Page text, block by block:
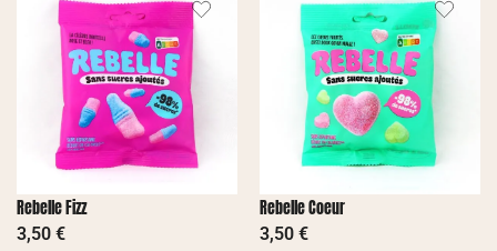
Rebelle Fizz
3,50 €
Rebelle Coeur
3,50 €